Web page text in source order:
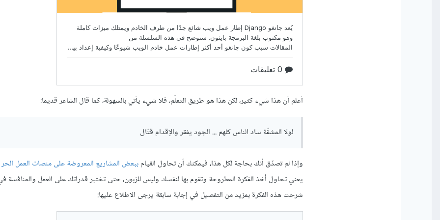
أعلم أن هذا شيء كثير، لكن هذا هو طريق التعلّم، فلا شيء يأتي بالسهولة، كما قال الشاعر قديما:
لولا المشقّة ساد الناس كلهم ... الجود يفقر والإقدام قتّال
وإذا لم تصدّق أنك بحاجة لكل هذا، فيمكنك أن تحاول القيامببعض المشاريع المعروضة على منصات العمل
يعني تحاول أخذ الفكرة المطروحة وتقوم بها لنفسك وليس للزبون، حتى تختبر قدراتك على العمل والمنافسة
شرحت هذه الفكرة بمزيد من التفصيل في إجابة سابقة يرجى الاطلاع عليها: